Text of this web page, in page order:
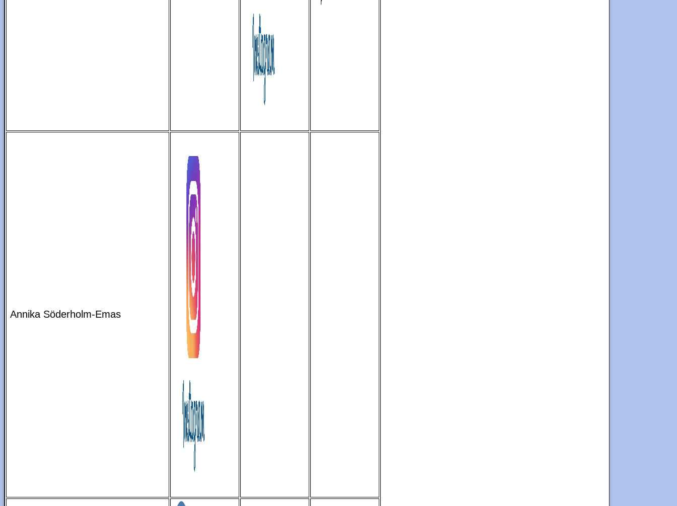
Annika Söderholm-Emas